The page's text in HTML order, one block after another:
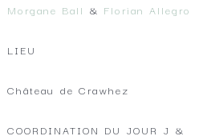
Morgane Ball & Florian Allegro
LIEU
Château de Crawhez
COORDINATION DU JOUR J &